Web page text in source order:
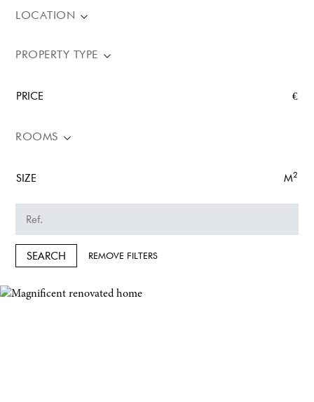
LOCATION
PROPERTY TYPE
PRICE €
ROOMS
SIZE M2
SEARCH REMOVE FILTERS